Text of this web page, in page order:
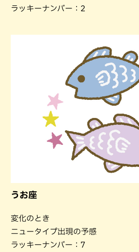
ラッキーナンバー：2
うお座
変化のとき
ニュータイプ出現の予感
ラッキーナンバー：7